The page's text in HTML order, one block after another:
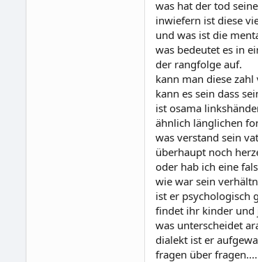
was hat der tod
inwiefern ist diese
und was ist die
was bedeutet es in
der rangfolge auf.
kann man diese
kann es sein dass
ist osama
ähnlich länglichen
was verstand sein
überhaupt noch
oder hab ich eine
wie war sein
ist er psychologisch
findet ihr kinder und
was unterscheidet
dialekt ist er
fragen über